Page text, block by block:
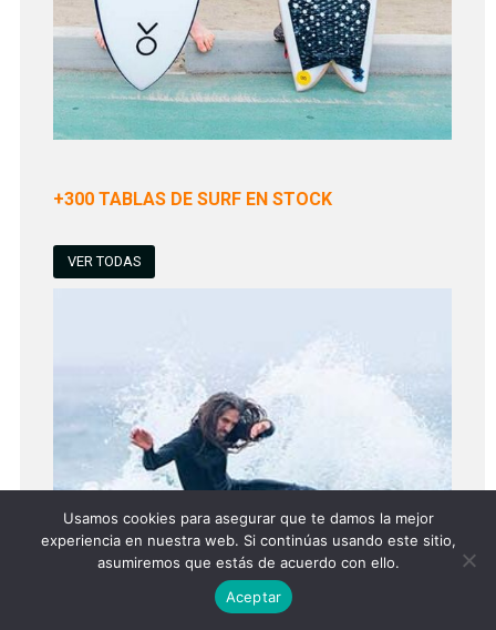
+300 TABLAS DE SURF EN STOCK
VER TODAS
Usamos cookies para asegurar que te damos la mejor
experiencia en nuestra web. Si continúas usando este sitio,
asumiremos que estás de acuerdo con ello.
Aceptar